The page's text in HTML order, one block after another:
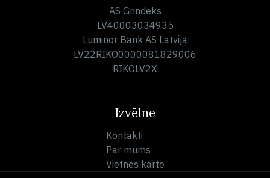
AS Grindeks
LV40003034935
Luminor Bank AS Latvija
LV22RIKO0000081829006
RIKOLV2X
Izvēlne
Kontakti
Par mums
Vietnes karte